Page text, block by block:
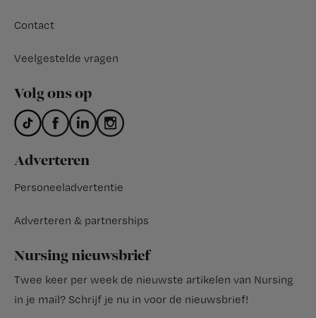
Contact
Veelgestelde vragen
Volg ons op
Adverteren
Personeeladvertentie
Adverteren & partnerships
Nursing nieuwsbrief
Twee keer per week de nieuwste artikelen van Nursing
in je mail? Schrijf je nu in voor de nieuwsbrief!